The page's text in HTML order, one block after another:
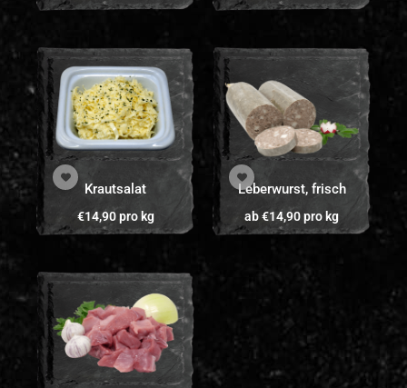
Krautsalat
€14,90pro kg
Leberwurst, frisch
ab€14,90pro kg